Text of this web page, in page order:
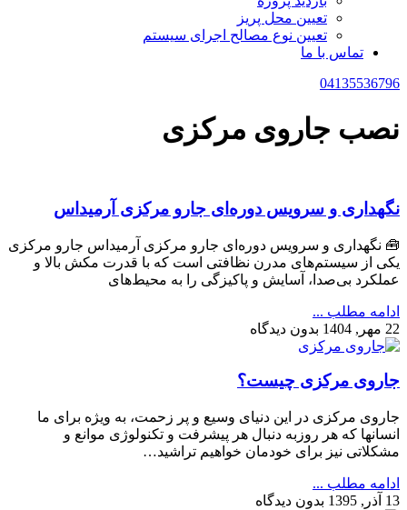
تعیین محل پریز
تعیین نوع مصالح اجرای سیستم
تماس با ما
04135536796
نصب جاروی مرکزی
نگهداری و سرویس دوره‌ای جارو مرکزی آرمیداس
🧰 نگهداری و سرویس دوره‌ای جارو مرکزی آرمیداس جارو مرکزی
یکی از سیستم‌های مدرن نظافتی است که با قدرت مکش بالا و
عملکرد بی‌صدا، آسایش و پاکیزگی را به محیط‌های
ادامه مطلب ...
22 مهر, 1404
بدون دیدگاه
جاروی مرکزی چیست؟
جاروی مرکزی در این دنیای وسیع و پر زحمت، به ویژه برای ما
انسانها که هر روزبه دنبال هر پیشرفت و تکنولوژی موانع و
مشکلاتی نیز برای خودمان خواهیم تراشید…
ادامه مطلب ...
13 آذر, 1395
بدون دیدگاه